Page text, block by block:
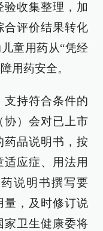
验收集整理，加
合评价结果转化
童用药从“凭经
用药安全。
支持符合条件的
协）会对已上市
药品说明书，按
应症、用法用
说明书撰写要
量，及时修订说
家卫生健康委将